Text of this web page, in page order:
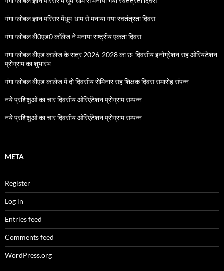
गंगा ग्लोबल ज्ञान परिसर मेंधूम-धाम से मनाया गया स्वतंत्रता दिवस
गंगा ग्लोबल बी0एड0 काॅलेज ने मनाया राष्ट्रीय एकता दिवस
गंगा ग्लोबल बीएड कालेज के सत्र 2026-2028 का छः दिवसीय इनोग्रेशन सह ओरियंटेशन
प्रोग्राम का शुभारंभ
गंगा ग्लोबल बीएड कालेज में दो दिवसीय सेमिनार सह शिक्षक दिवस समारोह संपन्न
नये प्रशिक्षुओं का चार दिवसीय ओरिएंटेशन प्रोग्राम सम्पन्न
नये प्रशिक्षुओं का चार दिवसीय ओरिएंटेशन प्रोग्राम सम्पन्न
META
Register
Log in
Entries feed
Comments feed
WordPress.org